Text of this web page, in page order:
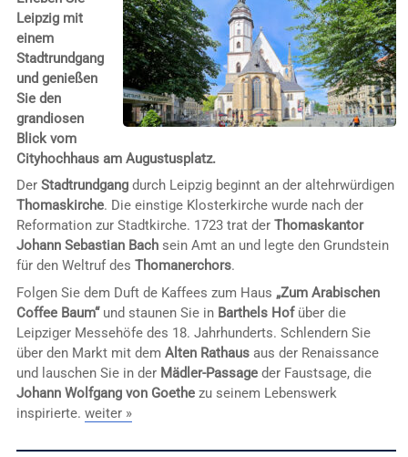
Leipzig mit
einem
Stadtrundgang
und genießen
Sie den
grandiosen
Blick vom
Cityhochhaus am Augustusplatz.
Der Stadtrundgangdurch Leipzig beginnt an der altehrwürdigen
Thomaskirche. Die einstige Klosterkirche wurde nach der
Reformation zur Stadtkirche. 1723 trat der Thomaskantor
Johann Sebastian Bachsein Amt an und legte den Grundstein
für den Weltruf des Thomanerchors.
Folgen Sie dem Duft de Kaffees zum Haus „Zum Arabischen
Coffee Baum“und staunen Sie in Barthels Hofüber die
Leipziger Messehöfe des 18. Jahrhunderts. Schlendern Sie
über den Markt mit dem Alten Rathausaus der Renaissance
und lauschen Sie in der Mädler-Passageder Faustsage, die
Johann Wolfgang von Goethezu seinem Lebenswerk
inspirierte. weiter »